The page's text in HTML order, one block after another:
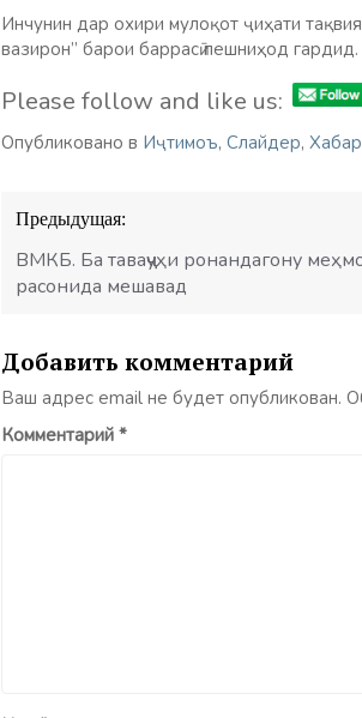
Инчунин дар охири мулоқот ҷиҳати
вазирон” барои баррасӣ пешниҳод гардид.
Please follow and like us:
Опубликовано в Иҷтимоъ, Слайдер,
Навигация
по
записям
Предыдущая:
ВМКБ. Ба таваҷҷуҳи ронандагону
расонида мешавад
Добавить комментарий
Ваш адрес email не будет опубликован.
Комментарий *